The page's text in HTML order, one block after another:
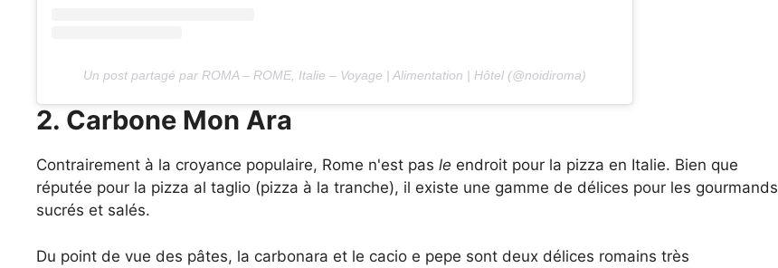
Un post partagé par ROMA – ROME, Italie – Voyage | Alimentation | Hôtel (@noidiroma)
2. Carbone Mon Ara
Contrairement à la croyance populaire, Rome n'est pas le endroit pour la pizza en Italie. Bien que
réputée pour la pizza al taglio (pizza à la tranche), il existe une gamme de délices pour les gourmands
sucrés et salés.
Du point de vue des pâtes, la carbonara et le cacio e pepe sont deux délices romains très